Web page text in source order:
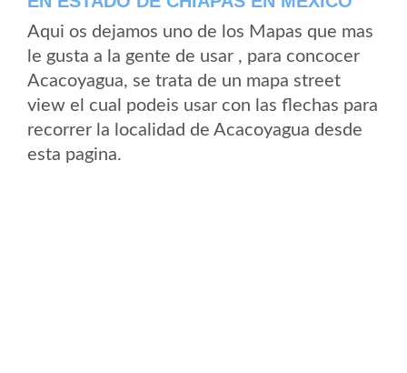
Aqui os dejamos uno de los Mapas que mas
le gusta a la gente de usar , para concocer
Acacoyagua, se trata de un mapa street
view el cual podeis usar con las flechas para
recorrer la localidad de Acacoyagua desde
esta pagina.